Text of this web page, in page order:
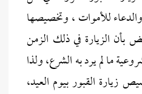
للأموات ، وتخصيصها
بأن الزيارة في ذلك الزمن
ما لم يرد به الشرع، ولذا
زيارة القبور بيوم العيد،